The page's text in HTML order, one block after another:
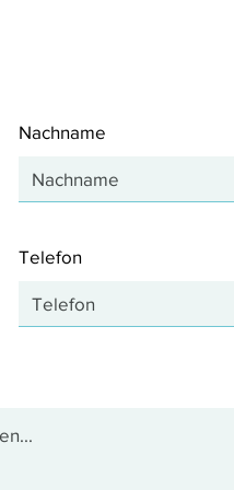
Nachname
Telefon